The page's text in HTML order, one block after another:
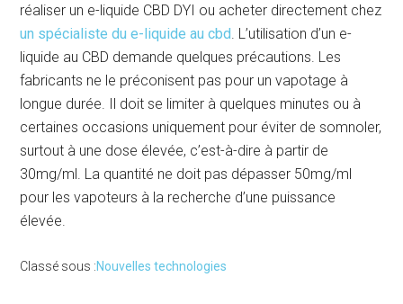
réaliser un e-liquide CBD DYI ou acheter directement chez
un spécialiste du e-liquide au cbd . L’utilisation d’un e-
liquide au CBD demande quelques précautions. Les
fabricants ne le préconisent pas pour un vapotage à
longue durée. Il doit se limiter à quelques minutes ou à
certaines occasions uniquement pour éviter de somnoler,
surtout à une dose élevée, c’est-à-dire à partir de
30mg/ml. La quantité ne doit pas dépasser 50mg/ml
pour les vapoteurs à la recherche d’une puissance
élevée.
Classé sous :Nouvelles technologies